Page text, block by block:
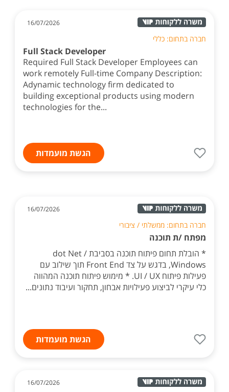
16/07/2026
חברה בתחום: כללי
Full Stack Developer
Required Full Stack Developer Employees can
work remotely Full-time Company Description:
Adynamic technology firm dedicated to
building exceptional products using modern
technologies for the...
הגשת מועמדות
16/07/2026
חברה בתחום: ממשלתי / ציבורי
מפתח /ת תוכנה
* הובלת תחום פיתוח תוכנה בסביבת dot Net /
Windows, בדגש על צד Front End תוך שילוב עם
פעילות פיתוח UI / UX. * מימוש פיתוח תוכנה המהווה
כלי עיקרי לביצוע פעילויות אבחון, תחקור ועיבוד נתונים...
הגשת מועמדות
16/07/2026